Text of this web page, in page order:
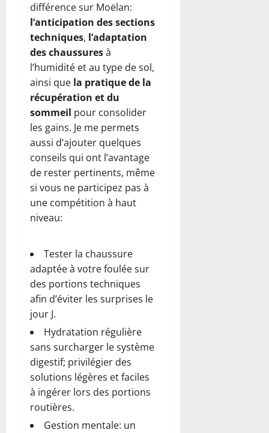
différence sur Moëlan:
l’anticipation des sections
techniques, l’adaptation
des chaussuresà
l’humidité et au type de sol,
ainsi que la pratique de la
récupération et du
sommeil pour consolid­er
les gains. Je me permets
aussi d’ajouter quelques
conseils qui ont l’avantage
de rester pertinents, même
si vous ne participez pas à
une compétition à haut
niveau:
Tester la chaussure
adaptée à votre foulée sur
des portions techniques
afin d’éviter les surprises le
jour J.
Hydratation régulière
sans surcharger le système
digestif; privilégier des
solutions légères et faciles
à ingérer lors des portions
routières.
Gestion mentale: un